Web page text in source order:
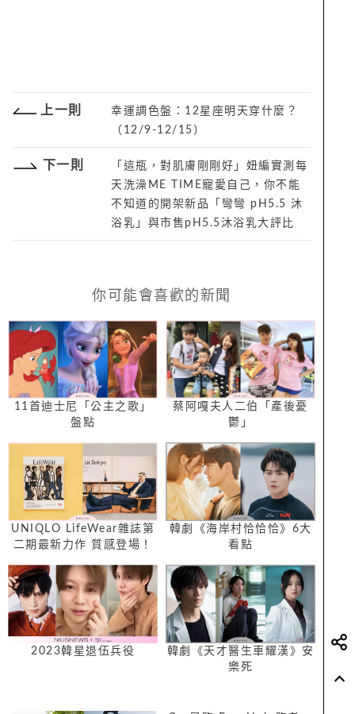
上一則
幸運調色盤：12星座明天穿什麼？
（12/9-12/15）
下一則
「這瓶，對肌膚剛剛好」妞編實測每
天洗澡ME TIME寵愛自己，你不能
不知道的開架新品「彎彎 pH5.5 沐
浴乳」與市售pH5.5沐浴乳大評比
你可能會喜歡的新聞
11首迪士尼「公主之歌」
盤點
蔡阿嘎夫人二伯「產後憂
鬱」
UNIQLO LifeWear雜誌第
二期最新力作 質感登場！
的宜居之城 以服裝打造健
康生活
韓劇《海岸村恰恰恰》6大
看點
2023韓星退伍兵役
韓劇《天才醫生車耀漢》安
樂死